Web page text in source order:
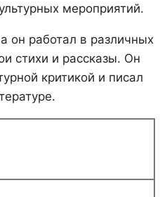
мероприятий.
он работал в различных
стихи и рассказы. Он
критикой и писал